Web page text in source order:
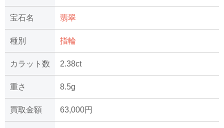
宝石名 翡翠
種別 指輪
カラット数 2.38ct
重さ 8.5g
買取金額 63,000円